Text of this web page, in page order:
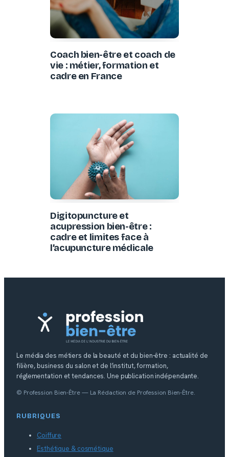
Coach bien-être et coach de
vie : métier, formation et
cadre en France
Digitopuncture et
acupression bien-être :
cadre et limites face à
l’acupuncture médicale
Le média des métiers de la beauté et du bien-être : actualité de
filière, business du salon et de l’institut, formation,
réglementation et tendances. Une publication indépendante.
© Profession Bien-Être — La Rédaction de Profession Bien-Être.
RUBRIQUES
Coiffure
Esthétique & cosmétique